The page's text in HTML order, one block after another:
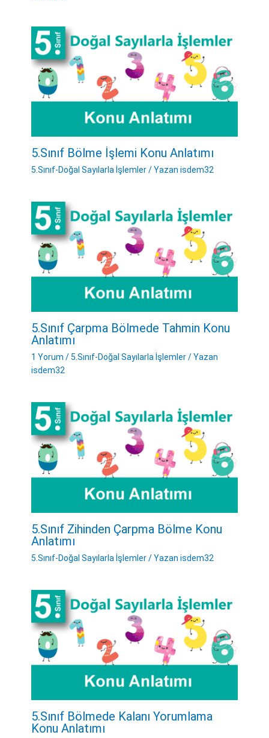
5.Sınıf Bölme İşlemi Konu Anlatımı
5.Sınıf-Doğal Sayılarla İşlemler/ Yazan isdem32
5.Sınıf Çarpma Bölmede Tahmin Konu
Anlatımı
1 Yorum /5.Sınıf-Doğal Sayılarla İşlemler/ Yazan
isdem32
5.Sınıf Zihinden Çarpma Bölme Konu
Anlatımı
5.Sınıf-Doğal Sayılarla İşlemler/ Yazan isdem32
5.Sınıf Bölmede Kalanı Yorumlama
Konu Anlatımı